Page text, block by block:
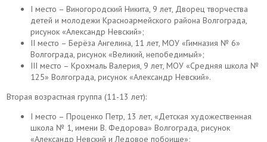
I место – Виногородский Никита, 9 лет, Дворец творчества
детей и молодежи Красноармейского района Волгограда,
рисунок «Александр Невский»;
II место – Берёза Ангелина, 11 лет, МОУ «Гимназия № 6»
Волгограда, рисунок «Великий, непобедимый»;
III место – Крохмаль Валерия, 9 лет, МОУ «Средняя школа №
125» Волгограда, рисунок «Александр Невский».
Вторая возрастная группа (11-13 лет):
I место – Проценко Петр, 13 лет, «Детская художественная
школа № 1, имени В. Федорова» Волгограда, рисунок
«Александр Невский и Ледовое побоище»;